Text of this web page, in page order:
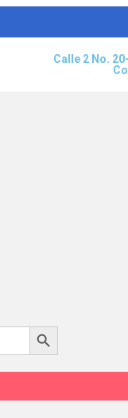
Calle 2 No.
Search Button